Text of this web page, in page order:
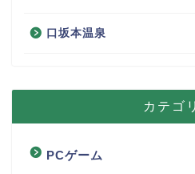
口坂本温泉
カテゴ
PCゲーム